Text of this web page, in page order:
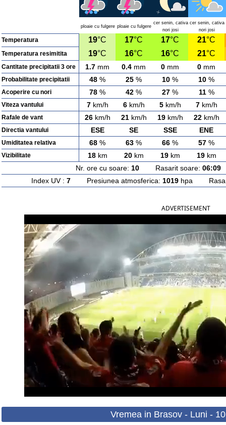
ploaie cu fulgere ploaie cu fulgere
cer senin, cativa
nori josi
cer senin, cativa
nori josi
Temperatura 19°C 17°C 17°C 21°C
Temperatura resimitita 19°C 16°C 16°C 21°C
Cantitate precipitatii 3 ore 1.7 mm 0.4 mm 0 mm 0 mm
Probabilitate precipitatii 48 % 25 % 10 % 10 %
Acoperire cu nori 78 % 42 % 27 % 11%
Viteza vantului 7km/h 6km/h 5km/h 7km/h
Rafale de vant 26km/h 21km/h 19km/h 22km/h
Directia vantului ESE SE SSE ENE
Umiditatea relativa 68 % 63 % 66 % 57 %
Vizibilitate 18km 20km 19km 19km
Nr. ore cu soare: 10Rasarit soare: 06:09
Index UV : 7Presiunea atmosferica: 1019hpa
ADVERTISEMENT
Vremea in Brasov - Luni -